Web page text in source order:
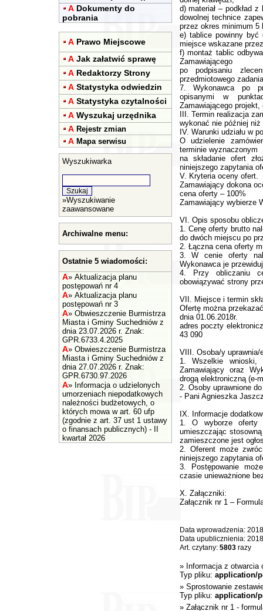
A Dokumenty do
pobrania
A Prawo Miejscowe
A Jak załatwić sprawę
A Redaktorzy Strony
A Statystyka odwiedzin
A Statystyka czytalności
A Wyszukaj urzędnika
A Rejestr zmian
A Mapa serwisu
Wyszukiwarka
»Wyszukiwanie
zaawansowane
Archiwalne menu:
Ostatnie 5 wiadomości:
A» Aktualizacja planu
postępowań nr 4
A» Aktualizacja planu
postępowań nr 3
A» Obwieszczenie Burmistrza
Miasta i Gminy Suchedniów z
dnia 23.07.2026 r. Znak:
GPR.6733.4.2025
A» Obwieszczenie Burmistrza
Miasta i Gminy Suchedniów z
dnia 27.07.2026 r. Znak:
GPR.6730.97.2026
A» Informacja o udzielonych
umorzeniach niepodatkowych
należności budżetowych, o
których mowa w art. 60 ufp
(zgodnie z art. 37 ust 1 ustawy
o finansach publicznych) - II
kwartał 2026
d) materiał – podkład
dowolnej technice
przez okres minimum 5
e) tablice powinny być
miejsce wskazane
f) montaż tablic
Zamawiającego
po podpisaniu
przedmiotowego
7. Wykonawca po
opisanymi w
Zamawiającego
III. Termin realizacja
wykonać nie później niż
IV. Warunki udziału w
O udzielenie
terminie wyznaczonym
na składanie ofert
niniejszego zapytania
V. Kryteria oceny ofert.
Zamawiający dokona
cena oferty – 100%
Zamawiający wybierze
VI. Opis sposobu
1. Cenę oferty brutto
do dwóch miejscu po
2. Łączna cena oferty
3. W cenie oferty
Wykonawca je
4. Przy obliczaniu
obowiązywać strony
VII. Miejsce i termin
Ofertę można
dnia 01.06.2018r.
adres poczty
43 090
VIII. Osoba/y
1. Wszelkie wnioski,
Zamawiający oraz
drogą elektroniczną (e-
2. Osoby uprawnione
- Pani Agnieszka
IX. Informacje
1. O wyborze oferty
umieszczając
zamieszczone jest
2. Oferent może
niniejszego zapytania
3. Postępowanie
czasie unieważnione
X. Załączniki:
Załącznik nr 1 –
Data wprowadzenia:
Data upublicznienia:
Art. czytany: 5803razy
» Informacja z otwarcia
Typ pliku: application/
» Sprostowanie
Typ pliku: application/
» Załącznik nr 1 -